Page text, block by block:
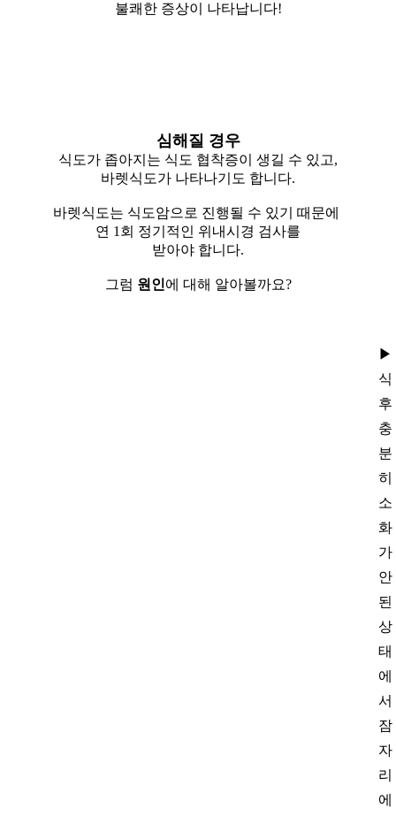
불쾌한 증상이 나타납니다!
심해질 경우
식도가 좁아지는 식도 협착증이 생길 수 있고,
바렛식도가 나타나기도 합니다.
바렛식도는 식도암으로 진행될 수 있기 때문에
연 1회 정기적인 위내시경 검사를
받아야 합니다.
그럼 원인에 대해 알아볼까요?
▶
식
후
충
분
히
소
화
가
안
된
상
태
에
서
잠
자
리
에